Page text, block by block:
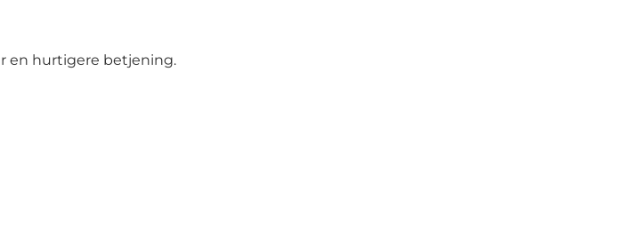
en hurtigere betjening.